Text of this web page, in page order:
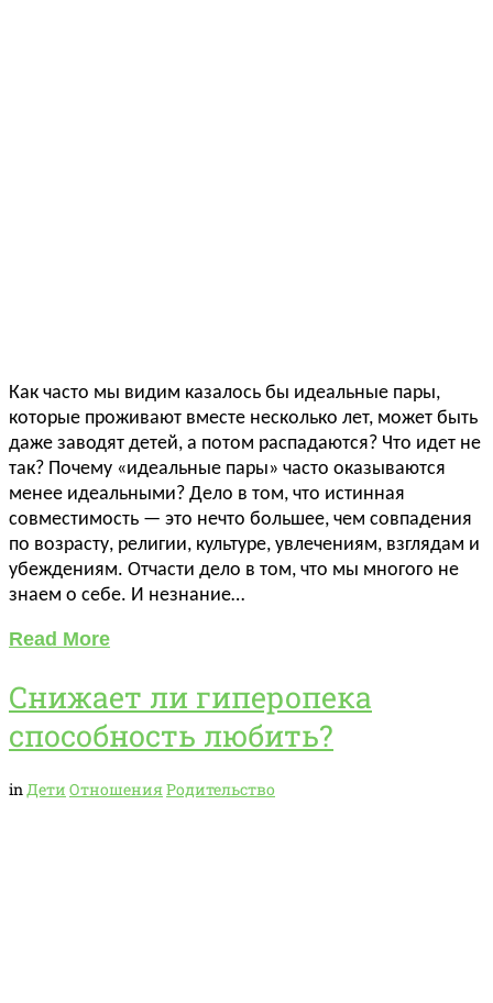
Как часто мы видим казалось бы идеальные пары,
которые проживают вместе несколько лет, может быть
даже заводят детей, а потом распадаются? Что идет не
так? Почему «идеальные пары» часто оказываются
менее идеальными? Дело в том, что истинная
совместимость — это нечто большее, чем совпадения
по возрасту, религии, культуре, увлечениям, взглядам и
убеждениям. Отчасти дело в том, что мы многого не
знаем о себе. И незнание…
Read More
Снижает ли гиперопека
способность любить?
inДети ОтношенияРодительство